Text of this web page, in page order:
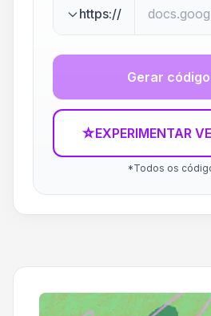
https://
Gerar código
☆EXPERIMENTAR
*Todos os